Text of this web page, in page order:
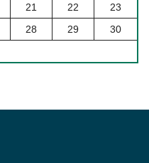
21 22
23
28 29
30